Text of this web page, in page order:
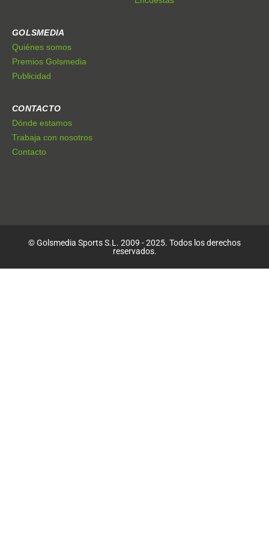
GOLSMEDIA
Quiénes somos
Premios Golsmedia
Publicidad
CONTACTO
Dónde estamos
Trabaja con nosotros
Contacto
© Golsmedia Sports S.L. 2009 - 2025. Todos los derechos
reservados.